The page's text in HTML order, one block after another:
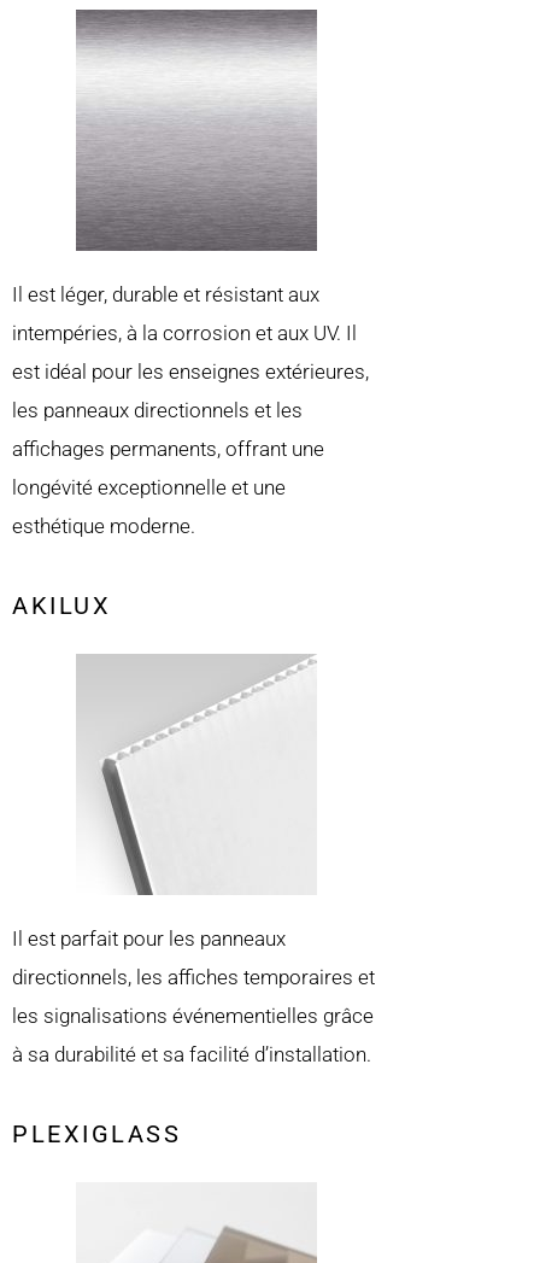
Il est léger, durable et résistant aux
intempéries, à la corrosion et aux UV. Il
est idéal pour les enseignes extérieures,
les panneaux directionnels et les
affichages permanents, offrant une
longévité exceptionnelle et une
esthétique moderne.
AKILUX
Il est parfait pour les panneaux
directionnels, les affiches temporaires et
les signalisations événementielles grâce
à sa durabilité et sa facilité d’installation.
PLEXIGLASS